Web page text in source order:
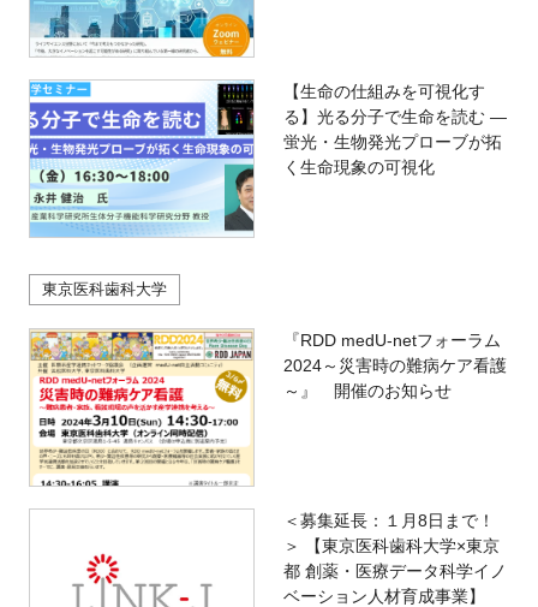
【生命の仕組みを可視化す
る】光る分子で生命を読む ―
蛍光・生物発光プローブが拓
く生命現象の可視化
東京医科歯科大学
『RDD medU-netフォーラム
2024～災害時の難病ケア看護
～』 開催のお知らせ
＜募集延長：１月8日まで！
＞ 【東京医科歯科大学×東京
都 創薬・医療データ科学イノ
ベーション人材育成事業】